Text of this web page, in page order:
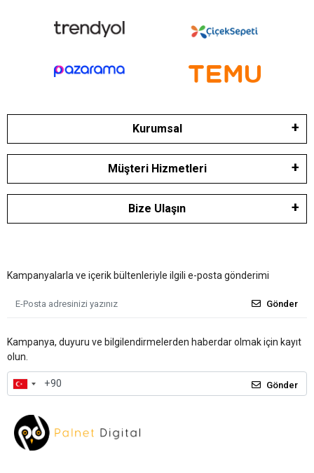
Kurumsal
Müşteri Hizmetleri
Bize Ulaşın
Kampanyalarla ve içerik bültenleriyle ilgili e-posta gönderimi
Gönder
Kampanya, duyuru ve bilgilendirmelerden haberdar olmak için kayıt
olun.
Gönder